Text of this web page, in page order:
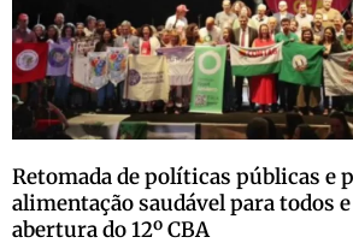
Retomada de políticas públicas e
alimentação saudável para todos
abertura do 12º CBA